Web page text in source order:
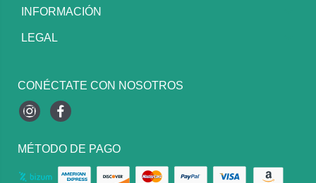
INFORMACIÓN
LEGAL
CONÉCTATE CON NOSOTROS
InstagramFacebook
MÉTODO DE PAGO